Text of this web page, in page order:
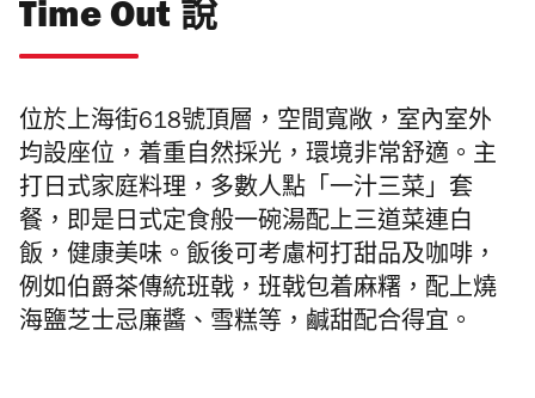
Time Out 說
位於上海街618號頂層，空間寬敞，室內室外
均設座位，着重自然採光，環境非常舒適。主
打日式家庭料理，多數人點「一汁三菜」套
餐，即是日式定食般一碗湯配上三道菜連白
飯，健康美味。飯後可考慮柯打甜品及咖啡，
例如伯爵茶傳統班戟，班戟包着麻糬，配上燒
海鹽芝士忌廉醬、雪糕等，鹹甜配合得宜。